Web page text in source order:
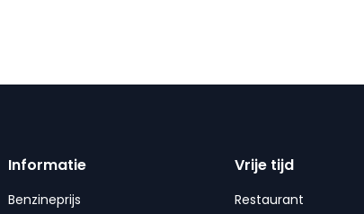
Informatie
Benzineprijs
Vrije tijd
Restaurant